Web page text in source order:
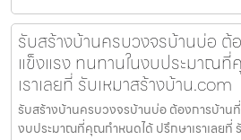
รับสร้างบ้านครบวงจรบ้านบ่อ ต้
แข็งแรง ทนทานในงบประมาณ
เราเลยที่ รับเหมาสร้างบ้าน.com
รับสร้างบ้านครบวงจรบ้านบ่อ ต้องการบ้าน
งบประมาณที่คุณกำหนดได้ ปรึกษาเราเลยที่